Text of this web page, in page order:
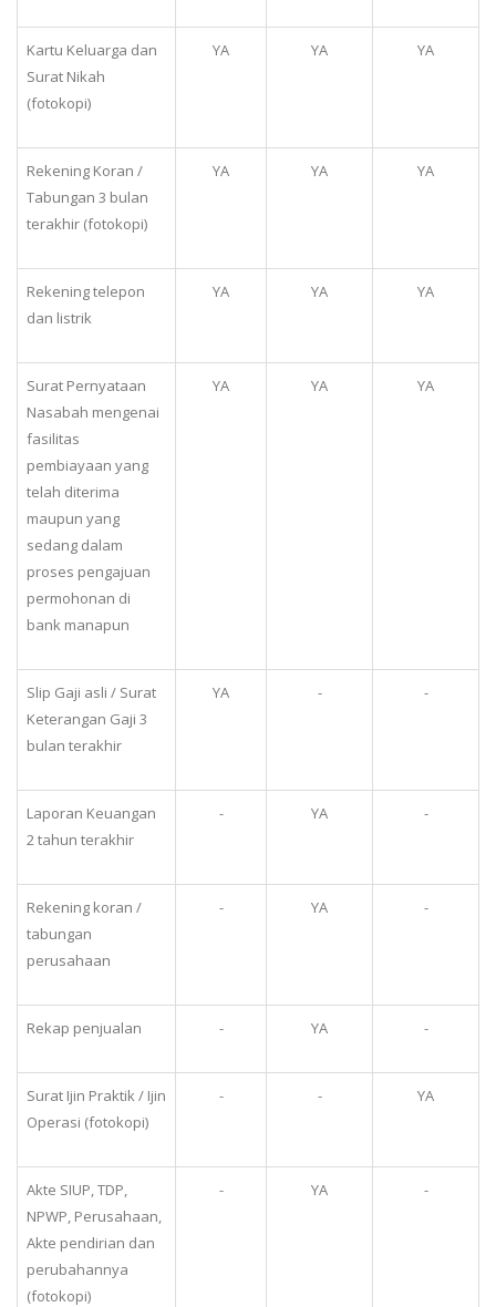
Kartu Keluarga dan
Surat Nikah
(fotokopi)
YA YA YA
Rekening Koran /
Tabungan 3 bulan
terakhir (fotokopi)
YA YA YA
Rekening telepon
dan listrik
YA YA YA
Surat Pernyataan
Nasabah mengenai
fasilitas
pembiayaan yang
telah diterima
maupun yang
sedang dalam
proses pengajuan
permohonan di
bank manapun
YA YA YA
Slip Gaji asli / Surat
Keterangan Gaji 3
bulan terakhir
YA - -
Laporan Keuangan
2 tahun terakhir
- YA -
Rekening koran /
tabungan
perusahaan
- YA -
Rekap penjualan - YA -
Surat Ijin Praktik / Ijin
Operasi (fotokopi)
- - YA
Akte SIUP, TDP,
NPWP, Perusahaan,
Akte pendirian dan
perubahannya
(fotokopi)
- YA -